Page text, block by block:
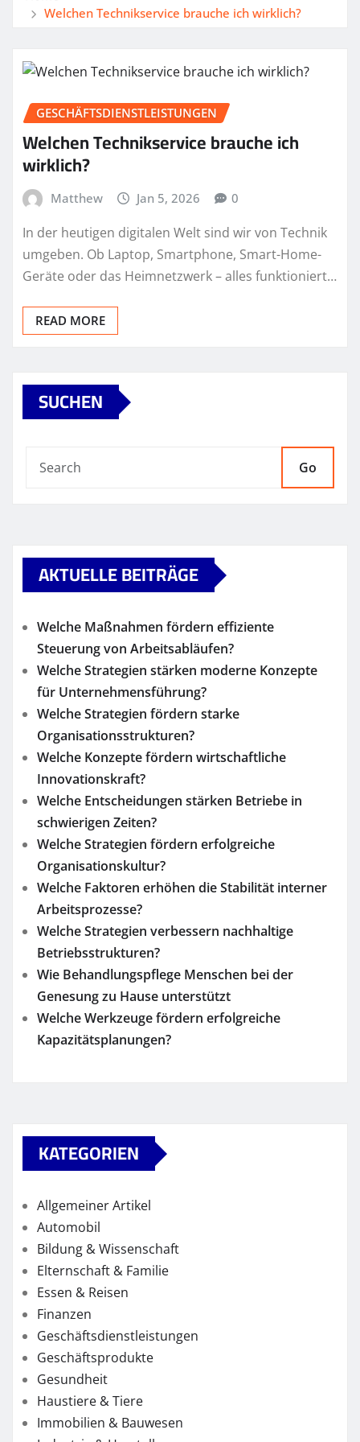
Welchen Technikservice brauche ich wirklich?
GESCHÄFTSDIENSTLEISTUNGEN
Welchen Technikservice brauche ich
wirklich?
Matthew Jan 5, 2026 0
In der heutigen digitalen Welt sind wir von Technik
umgeben. Ob Laptop, Smartphone, Smart-Home-
Geräte oder das Heimnetzwerk – alles funktioniert…
READ MORE
SUCHEN
Go
AKTUELLE BEITRÄGE
Welche Maßnahmen fördern effiziente
Steuerung von Arbeitsabläufen?
Welche Strategien stärken moderne Konzepte
für Unternehmensführung?
Welche Strategien fördern starke
Organisationsstrukturen?
Welche Konzepte fördern wirtschaftliche
Innovationskraft?
Welche Entscheidungen stärken Betriebe in
schwierigen Zeiten?
Welche Strategien fördern erfolgreiche
Organisationskultur?
Welche Faktoren erhöhen die Stabilität interner
Arbeitsprozesse?
Welche Strategien verbessern nachhaltige
Betriebsstrukturen?
Wie Behandlungspflege Menschen bei der
Genesung zu Hause unterstützt
Welche Werkzeuge fördern erfolgreiche
Kapazitätsplanungen?
KATEGORIEN
Allgemeiner Artikel
Automobil
Bildung & Wissenschaft
Elternschaft & Familie
Essen & Reisen
Finanzen
Geschäftsdienstleistungen
Geschäftsprodukte
Gesundheit
Haustiere & Tiere
Immobilien & Bauwesen